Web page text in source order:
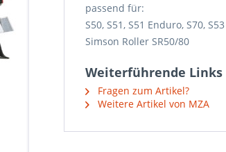
passend für:
S50, S51, S51 Enduro, S70, S53
Simson Roller SR50/80
Weiterführende Links
Fragen zum Artikel?
Weitere Artikel von MZA